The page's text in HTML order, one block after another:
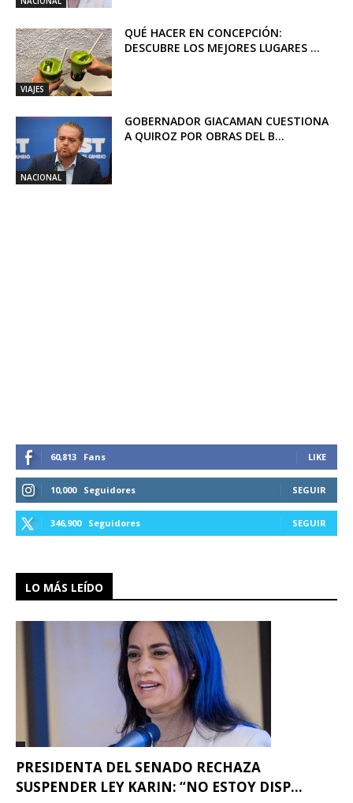
VIAJES
QUÉ HACER EN CONCEPCIÓN:
DESCUBRE LOS MEJORES LUGARES ...
NACIONAL
GOBERNADOR GIACAMAN CUESTIONA
A QUIROZ POR OBRAS DEL B...
60,813 Fans LIKE
10,000 Seguidores SEGUIR
346,900 Seguidores SEGUIR
LO MÁS LEÍDO
PRESIDENTA DEL SENADO RECHAZA
SUSPENDER LEY KARIN: “NO ESTOY DISP...